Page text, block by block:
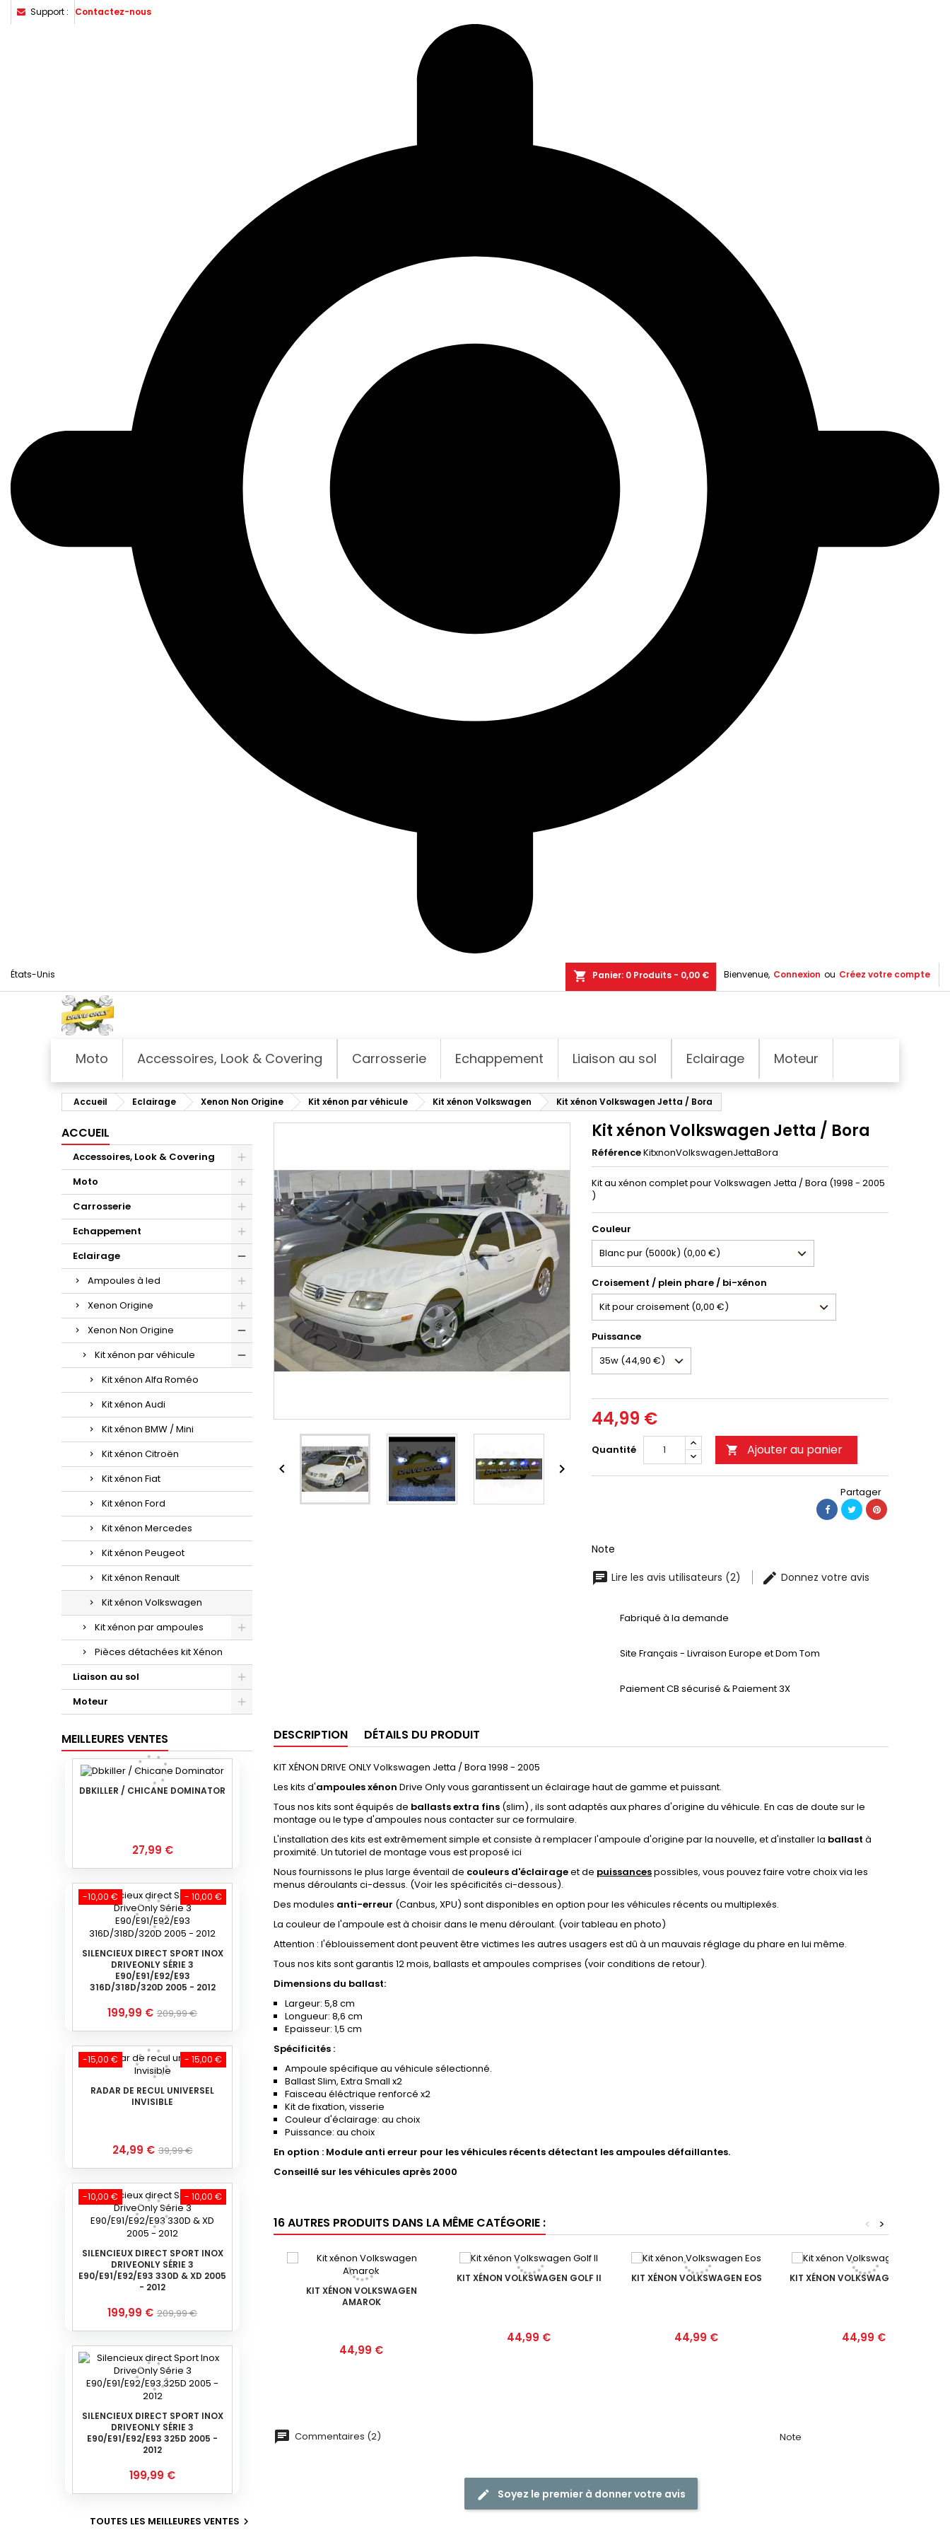
Support : Contactez-nous
États-Unis Bienvenue, Connexion ou Créez votre compte
shopping_cart Panier: 0 Produits - 0,00 €
Moto Accessoires, Look & Covering Carrosserie Echappement Liaison au sol Eclairage Moteur
Accueil Eclairage Xenon Non Origine Kit xénon par véhicule Kit xénon Volkswagen Kit xénon Volkswagen Jetta / Bora
ACCUEIL
Accessoires, Look & Covering
Moto
Carrosserie
Echappement
Eclairage
Ampoules à led
Xenon Origine
Xenon Non Origine
Kit xénon par véhicule
Kit xénon Alfa Roméo
Kit xénon Audi
Kit xénon BMW / Mini
Kit xénon Citroën
Kit xénon Fiat
Kit xénon Ford
Kit xénon Mercedes
Kit xénon Peugeot
Kit xénon Renault
Kit xénon Volkswagen
Kit xénon par ampoules
Pièces détachées kit Xénon
Liaison au sol
Moteur
MEILLEURES VENTES
DBKILLER / CHICANE DOMINATOR
Prix
27,99 €
- 10,00 €
-10,00 €
SILENCIEUX DIRECT SPORT INOX
DRIVEONLY SÉRIE 3
E90/E91/E92/E93
316D/318D/320D 2005 - 2012
Prix
199,99 € Prix
de
base
209,99 €
- 15,00 €
-15,00 €
RADAR DE RECUL UNIVERSEL
INVISIBLE
Prix
24,99 € Prix
de
base
39,99 €
- 10,00 €
-10,00 €
SILENCIEUX DIRECT SPORT INOX
DRIVEONLY SÉRIE 3
E90/E91/E92/E93 330D & XD 2005
- 2012
Prix
199,99 € Prix
de
base
209,99 €
SILENCIEUX DIRECT SPORT INOX
DRIVEONLY SÉRIE 3
E90/E91/E92/E93 325D 2005 -
2012
Prix
199,99 €
TOUTES LES MEILLEURES VENTES 
 
Kit xénon Volkswagen Jetta / Bora
RéférenceKitxnonVolkswagenJettaBora
Kit au xénon complet pour Volkswagen Jetta / Bora (1998 - 2005
)
Couleur
Croisement / plein phare / bi-xénon
Puissance
44,99 €
Quantité  Ajouter au panier
Partager
Note
Lire les avis utilisateurs (2)
Donnez votre avis
Fabriqué à la demande
Site Français - Livraison Europe et Dom Tom
Paiement CB sécurisé & Paiement 3X
DESCRIPTION DÉTAILS DU PRODUIT
KIT XÉNON DRIVE ONLY Volkswagen Jetta / Bora 1998 - 2005
Les kits d'ampoules xénon Drive Only vous garantissent un éclairage haut de gamme et puissant.
Tous nos kits sont équipés de ballasts extra fins (slim) , ils sont adaptés aux phares d'origine du véhicule. En cas de doute sur le
montage ou le type d'ampoules nous contacter sur ce formulaire.
L'installation des kits est extrêmement simple et consiste à remplacer l'ampoule d'origine par la nouvelle, et d'installer la ballast à
proximité. Un tutoriel de montage vous est proposé ici
Nous fournissons le plus large éventail de couleurs d'éclairageet de puissancespossibles, vous pouvez faire votre choix via les
menus déroulants ci-dessus. (Voir les spécificités ci-dessous).
Des modules anti-erreur (Canbus, XPU) sont disponibles en option pour les véhicules récents ou multiplexés.
La couleur de l'ampoule est à choisir dans le menu déroulant. (voir tableau en photo)
Attention : l'éblouissement dont peuvent être victimes les autres usagers est dû à un mauvais réglage du phare en lui même.
Tous nos kits sont garantis 12 mois, ballasts et ampoules comprises (voir conditions de retour).
Dimensions du ballast:
Largeur: 5,8 cm
Longueur: 8,6 cm
Epaisseur: 1,5 cm
Spécificités :
Ampoule spécifique au véhicule sélectionné.
Ballast Slim, Extra Small x2
Faisceau éléctrique renforcé x2
Kit de fixation, visserie
Couleur d'éclairage: au choix
Puissance: au choix
En option : Module anti erreur pour les véhicules récents détectant les ampoules défaillantes.
Conseillé sur les véhicules après 2000
16 AUTRES PRODUITS DANS LA MÊME CATÉGORIE : >
<
KIT XÉNON VOLKSWAGEN
AMAROK
Prix
44,99 €
KIT XÉNON VOLKSWAGEN GOLF II
Prix
44,99 €
KIT XÉNON VOLKSWAGEN EOS
Prix
44,99 €
KIT XÉNON VOLKSWAGEN POLO IV
Prix
44,99 €
Commentaires (2) Note
Soyez le premier à donner votre avis